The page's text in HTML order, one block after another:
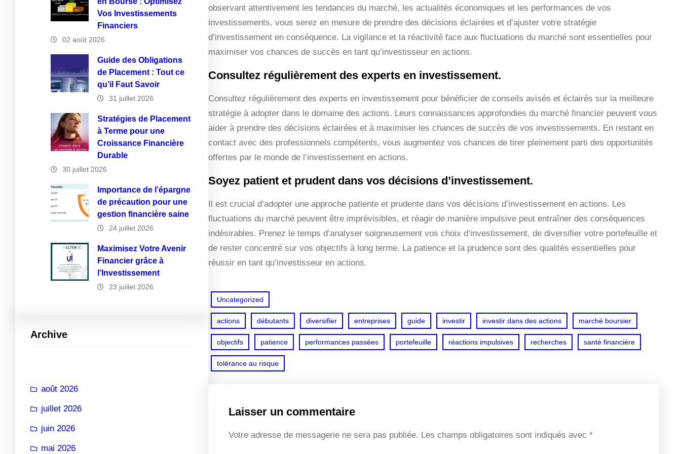
Vos Investissements
Financiers
02 août 2026
Guide des Obligations
de Placement : Tout ce
qu’il Faut Savoir
31 juillet 2026
Stratégies de Placement
à Terme pour une
Croissance Financière
Durable
30 juillet 2026
Importance de l’épargne
de précaution pour une
gestion financière saine
24 juillet 2026
Maximisez Votre Avenir
Financier grâce à
l’Investissement
23 juillet 2026
Archive
août 2026
juillet 2026
juin 2026
mai 2026
observant attentivement les tendances du marché, les actualités économiques et les performances de vos
investissements, vous serez en mesure de prendre des décisions éclairées et d’ajuster votre stratégie
d’investissement en conséquence. La vigilance et la réactivité face aux fluctuations du marché sont essentielles pour
maximiser vos chances de succès en tant qu’investisseur en actions.
Consultez régulièrement des experts en investissement.
Consultez régulièrement des experts en investissement pour bénéficier de conseils avisés et éclairés sur la meilleure
stratégie à adopter dans le domaine des actions. Leurs connaissances approfondies du marché financier peuvent vous
aider à prendre des décisions éclairées et à maximiser les chances de succès de vos investissements. En restant en
contact avec des professionnels compétents, vous augmentez vos chances de tirer pleinement parti des opportunités
offertes par le monde de l’investissement en actions.
Soyez patient et prudent dans vos décisions d’investissement.
Il est crucial d’adopter une approche patiente et prudente dans vos décisions d’investissement en actions. Les
fluctuations du marché peuvent être imprévisibles, et réagir de manière impulsive peut entraîner des conséquences
indésirables. Prenez le temps d’analyser soigneusement vos choix d’investissement, de diversifier votre portefeuille et
de rester concentré sur vos objectifs à long terme. La patience et la prudence sont des qualités essentielles pour
réussir en tant qu’investisseur en actions.
Uncategorized
actions débutants diversifier entreprises guide investir investir dans des actions marché boursier
objectifs patience performances passées portefeuille réactions impulsives recherches santé financière
tolérance au risque
Laisser un commentaire
Votre adresse de messagerie ne sera pas publiée. Les champs obligatoires sont indiqués avec *